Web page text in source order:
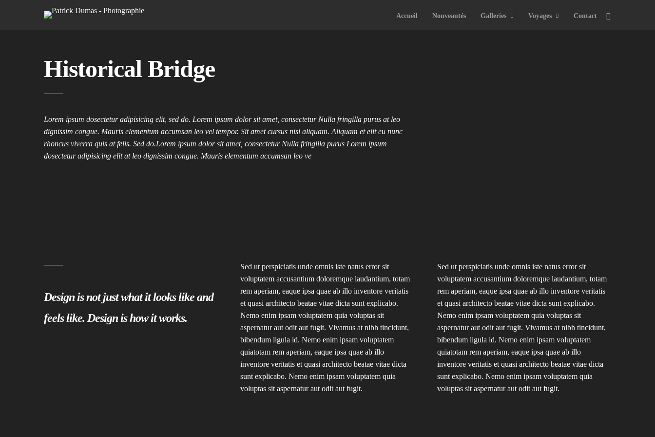
Accueil Nouveautés Galleries Voyages Contact
Historical Bridge
Lorem ipsum dosectetur adipisicing elit, sed do. Lorem ipsum dolor sit amet, consectetur Nulla fringilla purus at leo
dignissim congue. Mauris elementum accumsan leo vel tempor. Sit amet cursus nisl aliquam. Aliquam et elit eu nunc
rhoncus viverra quis at felis. Sed do.Lorem ipsum dolor sit amet, consectetur Nulla fringilla purus Lorem ipsum
dosectetur adipisicing elit at leo dignissim congue. Mauris elementum accumsan leo ve
Design is not just what it looks like and
feels like. Design is how it works.
Sed ut perspiciatis unde omnis iste natus error sit
voluptatem accusantium doloremque laudantium, totam
rem aperiam, eaque ipsa quae ab illo inventore veritatis
et quasi architecto beatae vitae dicta sunt explicabo.
Nemo enim ipsam voluptatem quia voluptas sit
aspernatur aut odit aut fugit. Vivamus at nibh tincidunt,
bibendum ligula id. Nemo enim ipsam voluptatem
quiatotam rem aperiam, eaque ipsa quae ab illo
inventore veritatis et quasi architecto beatae vitae dicta
sunt explicabo. Nemo enim ipsam voluptatem quia
voluptas sit aspernatur aut odit aut fugit.
Sed ut perspiciatis unde omnis iste natus error sit
voluptatem accusantium doloremque laudantium, totam
rem aperiam, eaque ipsa quae ab illo inventore veritatis
et quasi architecto beatae vitae dicta sunt explicabo.
Nemo enim ipsam voluptatem quia voluptas sit
aspernatur aut odit aut fugit. Vivamus at nibh tincidunt,
bibendum ligula id. Nemo enim ipsam voluptatem
quiatotam rem aperiam, eaque ipsa quae ab illo
inventore veritatis et quasi architecto beatae vitae dicta
sunt explicabo. Nemo enim ipsam voluptatem quia
voluptas sit aspernatur aut odit aut fugit.